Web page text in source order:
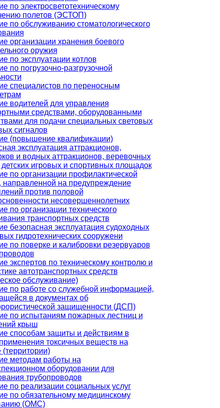
по электросветотехническому
полетов (ЭСТОП)
по обслуживанию стоматологического
организации хранения боевого
оружия
по эксплуатации котлов
по погрузочно-разгрузочной
специалистов по переносным
водителей для управления
средствами, оборудованными
для подачи специальных световых
сигналов
(повышение квалификации)
эксплуатация аттракционов,
и водных аттракционов, веревочных
игровых и спортивных площадок
по организации профилактической
направленной на предупреждение
против половой
несовершеннолетних
по организации технического
транспортных средств
безопасная эксплуатация судоходных
гидротехнических сооружени
по поверке и калибровки резервуаров
экспертов по техническому контролю и
автотранспортных средств
обслуживание)
по работе со служебной информацией,
в документах об
защищенности (ДСП)
по испытаниям пожарных лестниц и
крыш
способам защиты и действиям в
токсичных веществ на
(территории)
методам работы на
оборудовании для
трубопроводов
по реализации социальных услуг
по обязательному медицинскому
(ОМС)